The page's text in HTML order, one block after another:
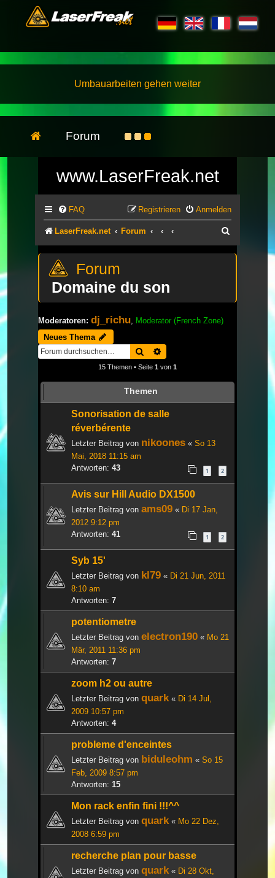
Umbauarbeiten gehen weiter
Forum
www.LaserFreak.net
FAQ Anmelden
Registrieren
LaserFreak.net Forum
Domaine du son
Moderatoren: dj_richu Moderator (French Zone)
Neues Thema
Suche
15 Themen • Seite 1 von 1
Themen
Sonorisation de salle
réverbérente
Letzter Beitrag von nikoones « So 13
Mai, 2018 11:15 am
Antworten: 43 1 2
Avis sur Hill Audio DX1500
Letzter Beitrag von ams09 « Di 17 Jan,
2012 9:12 pm
Antworten: 41 1 2
Syb 15'
Letzter Beitrag von kl79 « Di 21 Jun, 2011
8:10 am
Antworten: 7
potentiometre
Letzter Beitrag von electron190 « Mo 21
Mär, 2011 11:36 pm
Antworten: 7
zoom h2 ou autre
Letzter Beitrag von quark« Di 14 Jul,
2009 10:57 pm
Antworten: 4
probleme d'enceintes
Letzter Beitrag von biduleohm « So 15
Feb, 2009 8:57 pm
Antworten: 15
Mon rack enfin fini !!!^^
Letzter Beitrag von quark« Mo 22 Dez,
2008 6:59 pm
recherche plan pour basse
Letzter Beitrag von quark« Di 28 Okt,